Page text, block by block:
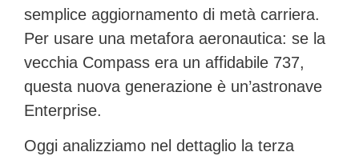
semplice aggiornamento di metà carriera.
Per usare una metafora aeronautica: se la
vecchia Compass era un affidabile 737,
questa nuova generazione è un’astronave
Enterprise.
Oggi analizziamo nel dettaglio la terza